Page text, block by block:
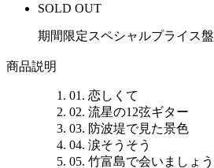
SOLD OUT
期間限定スペシャルプライス盤
商品説明
01. 恋しくて
02. 流星の12弦ギター
03. 防波堤で見た景色
04. 涙そうそう
05. 竹富島で会いましょう